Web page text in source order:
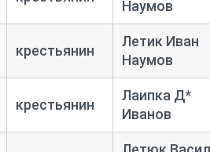
Наумов
крестьянин
Летик Иван
Наумов
крестьянин
Лаипка Д*
Иванов